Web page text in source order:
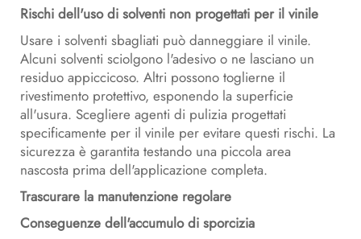
Rischi dell'uso di solventi non progettati per il vinile
Usare i solventi sbagliati può danneggiare il vinile.
Alcuni solventi sciolgono l'adesivo o ne lasciano un
residuo appiccicoso. Altri possono toglierne il
rivestimento protettivo, esponendo la superficie
all'usura. Scegliere agenti di pulizia progettati
specificamente per il vinile per evitare questi rischi. La
sicurezza è garantita testando una piccola area
nascosta prima dell'applicazione completa.
Trascurare la manutenzione regolare
Conseguenze dell'accumulo di sporcizia